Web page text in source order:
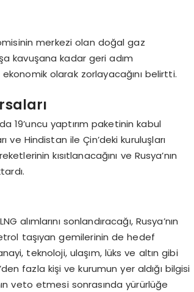
merkezi olan doğal gaz
kavuşana kadar geri adım
ekonomik olarak zorlayacağını belirtti.
19’uncu yaptırım paketinin kabul
ve Hindistan ile Çin’deki kuruluşları
kısıtlanacağını ve Rusya’nın
alımlarını sonlandıracağı, Rusya’nın
taşıyan gemilerinin de hedef
teknoloji, ulaşım, lüks ve altın gibi
fazla kişi ve kurumun yer aldığı bilgisi
veto etmesi sonrasında yürürlüğe